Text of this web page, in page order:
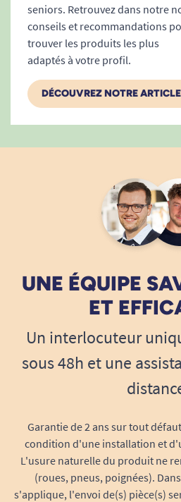
seniors. Retrouvez dans notre
conseils et recommandations
trouver les produits les plus
adaptés à votre profil.
DÉCOUVREZ NOTRE ARTICLE
UNE ÉQUIPE
ET
Un interlocuteur
sous 48h et une
Garantie de 2 ans sur tout
condition d'une installation et
L'usure naturelle du produit ne
(roues, pneus, poignées).
s'applique, l'envoi de(s) pièce(s)